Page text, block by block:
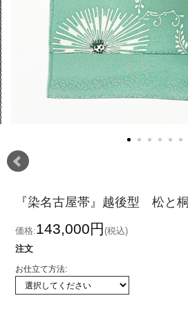
『染名古屋帯』越後型 松と桐
価格:143,000円(税込)
注文
お仕立て方法: